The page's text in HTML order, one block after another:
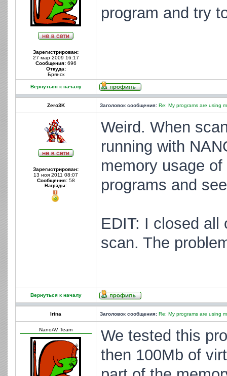
Зарегистрирован:
27 мар 2009 16:17
Сообщения:696
Откуда:
Брянск
program and try
Вернуться к началу
Zero3K Заголовок сообщения: Re: My programs are using
Зарегистрирован:
13 ноя 2011 08:07
Сообщения:58
Награды:
Weird. When
running with
memory usage
programs and
EDIT: I closed all
scan. The
Вернуться к началу
Irina Заголовок сообщения: Re: My programs are using
NanoAV Team
We tested this
then 100Mb of